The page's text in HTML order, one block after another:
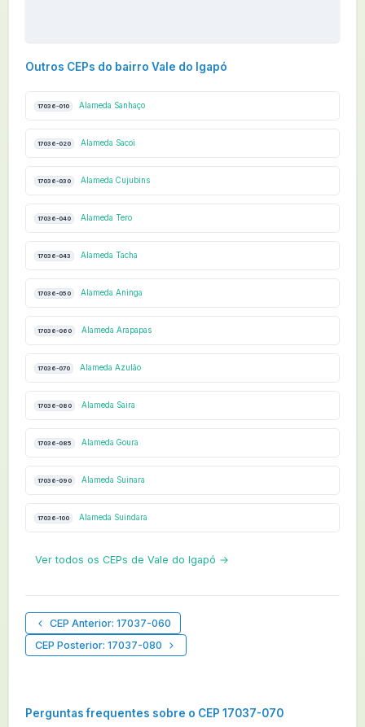
Outros CEPs do bairro Vale do Igapó
17036-010 Alameda Sanhaço
17036-020 Alameda Sacoi
17036-030 Alameda Cujubins
17036-040 Alameda Tero
17036-043 Alameda Tacha
17036-050 Alameda Aninga
17036-060 Alameda Arapapas
17036-070 Alameda Azulão
17036-080 Alameda Saira
17036-085 Alameda Goura
17036-090 Alameda Suinara
17036-100 Alameda Suindara
Ver todos os CEPs de Vale do Igapó →
CEP Anterior: 17037-060
CEP Posterior: 17037-080
Perguntas frequentes sobre o CEP 17037-070